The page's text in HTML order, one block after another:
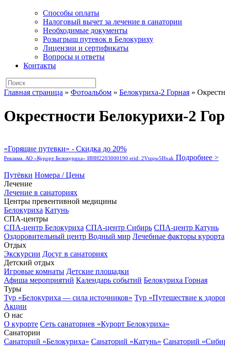
Способы оплаты
Налоговый вычет за лечение в санатории
Необходимые документы
Розыгрыш путевок в Белокуриху
Лицензии и сертификаты
Вопросы и ответы
Контакты
Главная страница » Фотоальбом » Белокуриха-2 Горная »
Окрестности Белокурихи-2
«Горящие путевки» - Скидка до 20%
Реклама. АО «Курорт Белокуриха» ИНН2203000190 erid: 2Vtzqw5Hxak Подробнее >
Путёвки Номера / Цены
Лечение
Лечение в санаториях
Центры превентивной медицины
Белокуриха Катунь
СПА-центры
СПА-центр Белокуриха СПА-центр Сибирь СПА-центр Катунь
Оздоровительный центр Водный мир Лечебные факторы курорта
Отдых
Экскурсии Досуг в санаториях
Детский отдых
Игровые комнаты Детские площадки
Афиша мероприятий Календарь событий Белокуриха Горная
Туры
Тур «Белокуриха — сила источников» Тур «Путешествие к
Акции
О нас
О курорте Сеть санаториев «Курорт Белокуриха»
Санатории
Санаторий «Белокуриха» Санаторий «Катунь» Санаторий